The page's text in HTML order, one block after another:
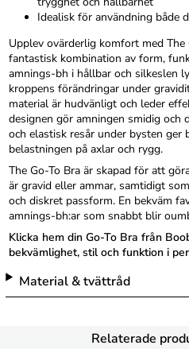
Idealisk för användning både
Upplev ovärderlig komfort med The
fantastisk kombination av form,
amnings-bh i hållbar och silkeslen
kroppens förändringar under
material är hudvänligt och leder
designen gör amningen smidig och
och elastisk resår under bysten ger
belastningen på axlar och rygg.
The Go-To Bra är skapad för att
är gravid eller ammar, samtidigt
och diskret passform. En bekväm
amnings-bh:ar som snabbt blir
Klicka hem din Go-To Bra från
bekvämlighet, stil och funktion i
Material & tvättråd
Relaterade